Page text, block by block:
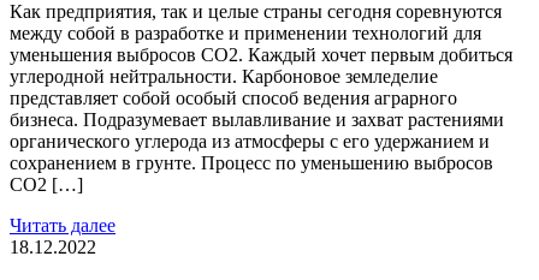
Как предприятия, так и целые страны сегодня соревнуются
между собой в разработке и применении технологий для
уменьшения выбросов СО2. Каждый хочет первым добиться
углеродной нейтральности. Карбоновое земледелие
представляет собой особый способ ведения аграрного
бизнеса. Подразумевает вылавливание и захват растениями
органического углерода из атмосферы с его удержанием и
сохранением в грунте. Процесс по уменьшению выбросов
СО2 […]
Читать далее
18.12.2022